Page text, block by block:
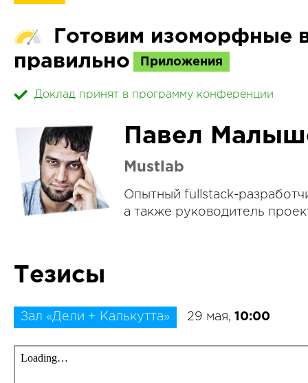
Готовим изоморфные
правильно
Приложения
Доклад принят в программу конференции
Павел
Mustlab
Опытный fullstack-
а также руководитель
Тезисы
Зал «Дели + Калькутта» 29 мая, 10:00